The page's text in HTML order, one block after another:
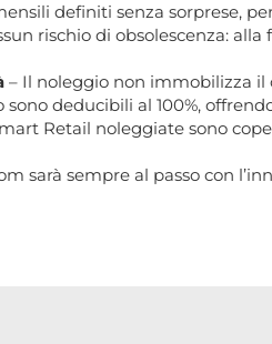
definiti senza sorprese,
rischio di obsolescenza:
– Il noleggio non immobilizza
deducibili al 100%,
Retail noleggiate sono
sarà sempre al passo con